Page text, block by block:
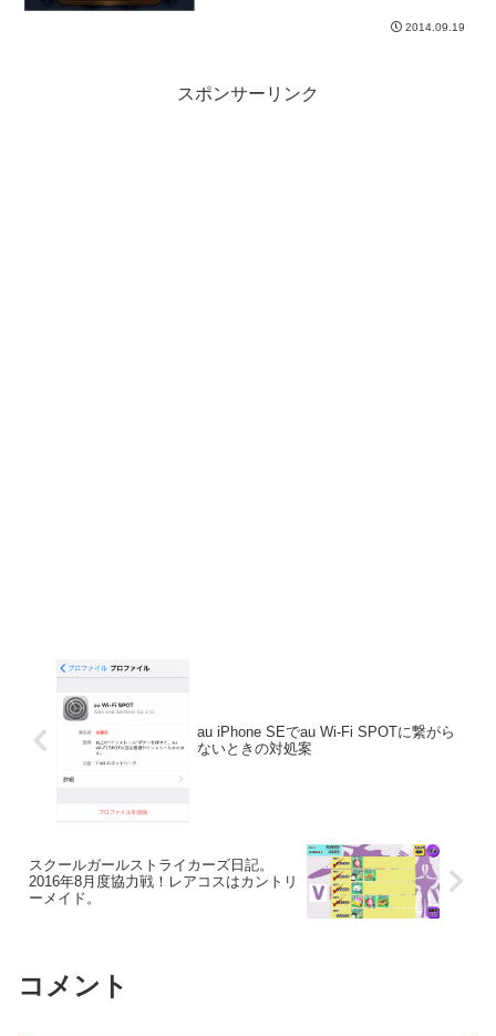
2014.09.19
スポンサーリンク
au iPhone SEでau Wi-Fi SPOTに繋がら
ないときの対処案
スクールガールストライカーズ日記。
2016年8月度協力戦！レアコスはカントリ
ーメイド。
コメント